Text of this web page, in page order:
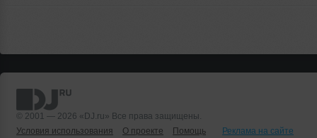
© 2001 — 2026 «DJ.ru» Все права защищены.
Условия использования
О проекте Помощь
Реклама на сайте